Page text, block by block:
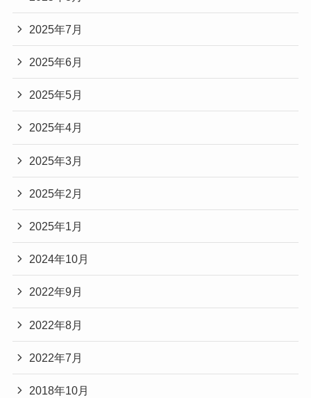
2025年7月
2025年6月
2025年5月
2025年4月
2025年3月
2025年2月
2025年1月
2024年10月
2022年9月
2022年8月
2022年7月
2018年10月